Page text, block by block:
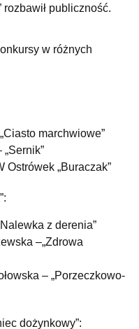
rozbawił publiczność.
w różnych
marchwiowe”
„Sernik”
Ostrówek „Buraczak”
z derenia”
–„Zdrowa
– „Porzeczkowo-
dożynkowy”: